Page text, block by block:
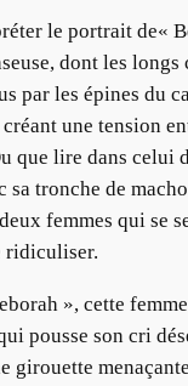
le portrait de«
dont les longs
par les épines du
une tension
que lire dans celui
sa tronche de
femmes qui se
ridiculiser.
», cette
pousse son cri
girouette